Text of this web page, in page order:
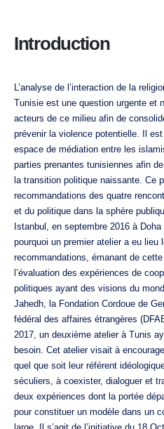
Introduction
L’analyse de l’interaction de la
Tunisie est une question urgente et
acteurs de ce milieu afin de
prévenir la violence potentielle. Il
espace de médiation entre les
parties prenantes tunisiennes afin
la transition politique naissante. Ce
recommandations des quatre
et du politique dans la sphère
Istanbul, en septembre 2016 à
pourquoi un premier atelier a eu
recommandations, émanant de
l’évaluation des expériences de
politiques ayant des visions du
Jahedh, la Fondation Cordoue de
fédéral des affaires étrangères
2017, un deuxième atelier à Tunis
besoin. Cet atelier visait à
quel que soit leur référent
séculiers, à coexister, dialoguer et
deux expériences dont la portée
pour constituer un modèle dans un